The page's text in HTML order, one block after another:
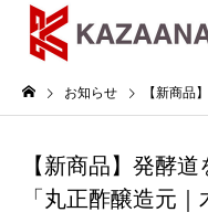
お知らせ 【新商品】
【新商品】発酵
「丸正酢醸造元｜